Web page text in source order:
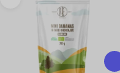
products